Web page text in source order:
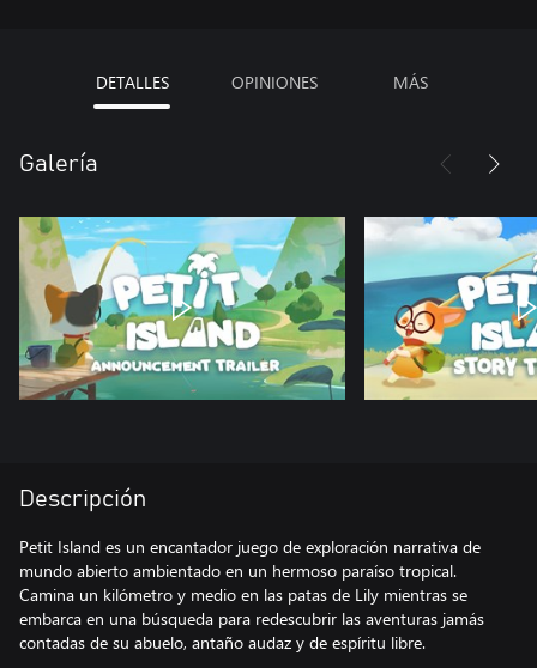
DETALLES OPINIONES MÁS
Galería
Descripción
Petit Island es un encantador juego de exploración narrativa de
mundo abierto ambientado en un hermoso paraíso tropical.
Camina un kilómetro y medio en las patas de Lily mientras se
embarca en una búsqueda para redescubrir las aventuras jamás
contadas de su abuelo, antaño audaz y de espíritu libre.